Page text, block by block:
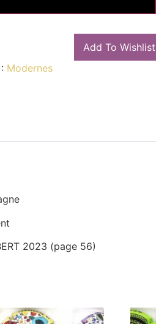
Add To Wishlist
Modernes
2023 (page 56)